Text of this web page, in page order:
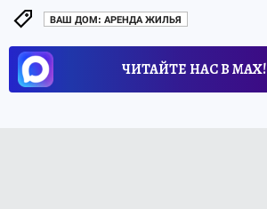
ВАШ ДОМ: АРЕНДА ЖИЛЬЯ
ЧИТАЙТЕ НАС В МАХ!